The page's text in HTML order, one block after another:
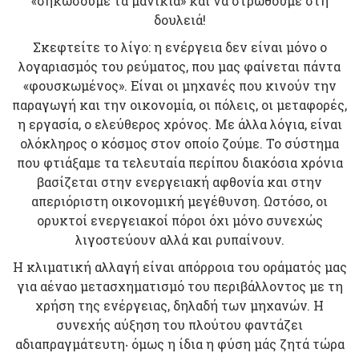
δουλειά!
Σκεφτείτε το λίγο: η ενέργεια δεν είναι μόνο ο
λογαριασμός του ρεύματος, που μας φαίνεται πάντα
«φουσκωμένος». Είναι οι μηχανές που κινούν την
παραγωγή και την οικονομία, οι πόλεις, οι μεταφορές,
η εργασία, ο ελεύθερος χρόνος. Με άλλα λόγια, είναι
ολόκληρος ο κόσμος στον οποίο ζούμε. Το σύστημα
που φτιάξαμε τα τελευταία περίπου διακόσια χρόνια
βασίζεται στην ενεργειακή αφθονία και στην
απεριόριστη οικονομική μεγέθυνση. Ωστόσο, οι
ορυκτοί ενεργειακοί πόροι όχι μόνο συνεχώς
λιγοστεύουν αλλά και ρυπαίνουν.
Η κλιματική αλλαγή είναι απόρροια του οράματός μας
για αέναο μετασχηματισμό του περιβάλλοντος με τη
χρήση της ενέργειας, δηλαδή των μηχανών. Η
συνεχής αύξηση του πλούτου φαντάζει
αδιαπραγμάτευτη‧ όμως η ίδια η φύση μάς ζητά τώρα